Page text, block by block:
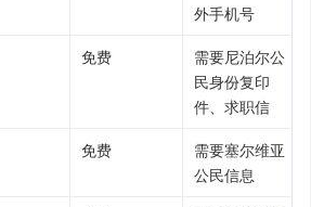
外手机号
免费
需要尼泊尔公
民身份复印
件、求职信
免费
需要塞尔维亚
公民信息